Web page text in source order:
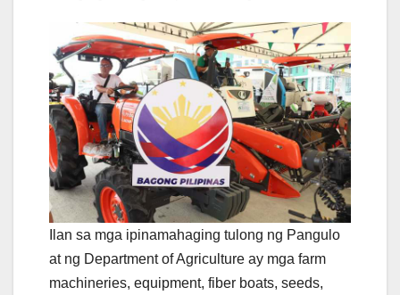
Ilan sa mga ipinamahaging tulong ng Pangulo
at ng Department of Agriculture ay mga farm
machineries, equipment, fiber boats, seeds,